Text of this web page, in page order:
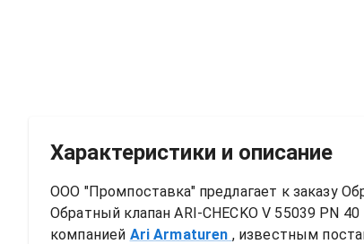
Характеристики и описание
ООО "Промпоставка" предлагает к заказу
Обратный клапан ARI-CHECKO V 55039 PN
компанией Ari Armaturen , известным